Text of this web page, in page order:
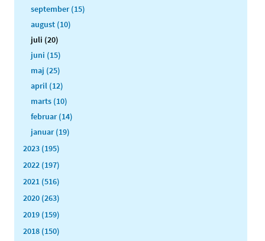
september (15)
august (10)
juli (20)
juni (15)
maj (25)
april (12)
marts (10)
februar (14)
januar (19)
2023 (195)
2022 (197)
2021 (516)
2020 (263)
2019 (159)
2018 (150)